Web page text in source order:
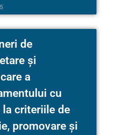
de
şi
a
cu
la criteriile de
promovare şi